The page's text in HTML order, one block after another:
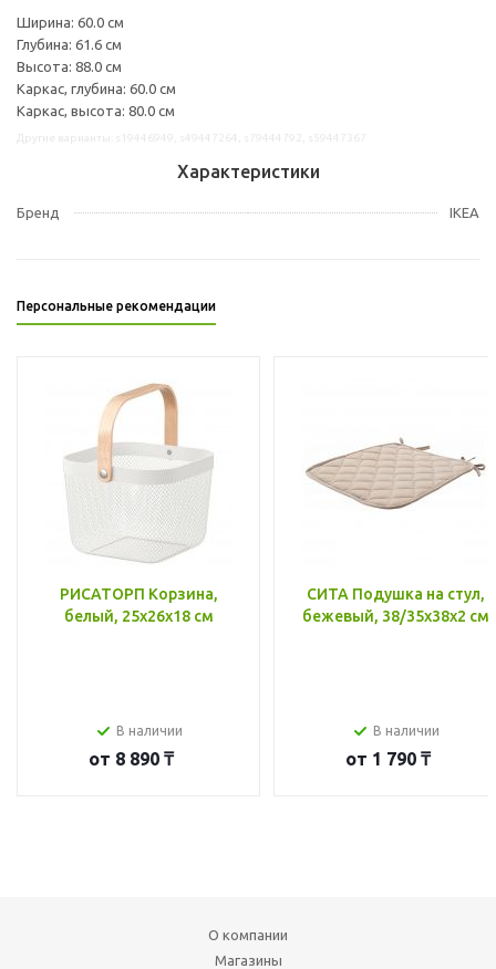
Ширина: 60.0 см
Глубина: 61.6 см
Высота: 88.0 см
Каркас, глубина: 60.0 см
Каркас, высота: 80.0 см
Характеристики
Бренд IKEA
Персональные рекомендации
РИСАТОРП Корзина,
белый, 25x26x18 см
В наличии
от 8 890 ₸
СИТА Подушка на стул,
бежевый, 38/35x38x2 см
В наличии
от 1 790 ₸
О компании
Магазины